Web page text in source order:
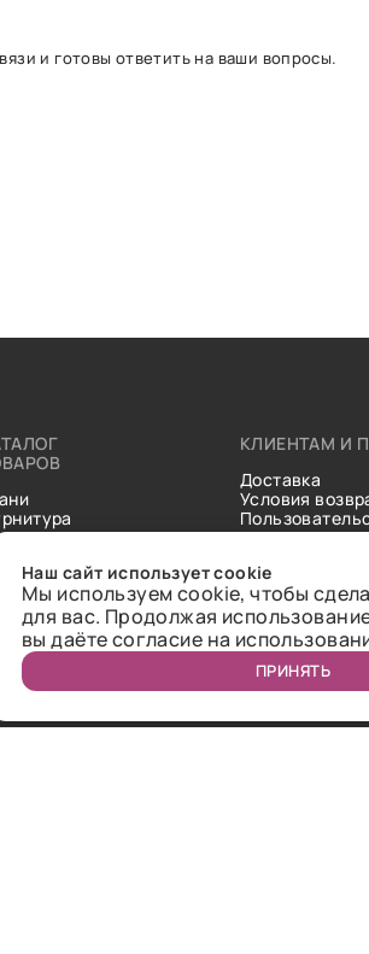
и готовы ответить на ваши вопросы.
КЛИЕНТАМ И
Доставка
Условия
соглашение
Статьи
Наш сайт использует cookie
Мы используем cookie, чтобы
для вас. Продолжая
вы даёте согласие на
ПРИНЯТЬ